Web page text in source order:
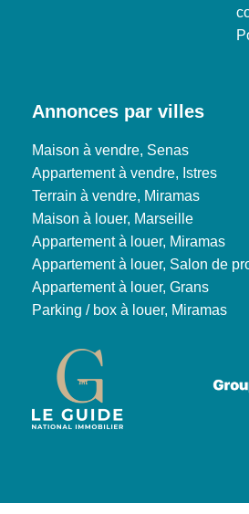
Annonces par villes
Maison à vendre, Senas
Appartement à vendre, Istres
Terrain à vendre, Miramas
Maison à louer, Marseille
Appartement à louer, Miramas
Appartement à louer, Salon de
Appartement à louer, Grans
Parking / box à louer, Miramas